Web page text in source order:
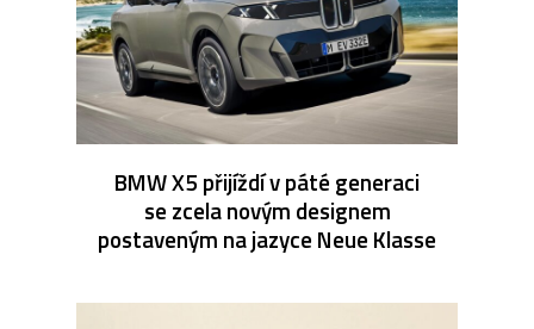
BMW X5 přijíždí v páté generaci
se zcela novým designem
postaveným na jazyce Neue Klasse